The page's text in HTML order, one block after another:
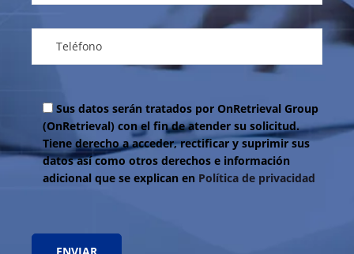
Sus datos serán tratados por OnRetrieval Group
(OnRetrieval) con el fin de atender su solicitud.
Tiene derecho a acceder, rectificar y suprimir sus
datos así como otros derechos e información
adicional que se explican en Política de privacidad